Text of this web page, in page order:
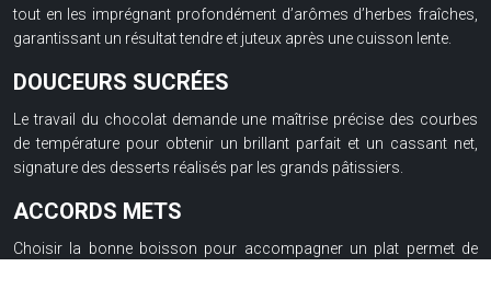
tout en les imprégnant profondément d’arômes d’herbes fraîches,
garantissant un résultat tendre et juteux après une cuisson lente.
DOUCEURS SUCRÉES
Le travail du chocolat demande une maîtrise précise des courbes
de température pour obtenir un brillant parfait et un cassant net,
signature des desserts réalisés par les grands pâtissiers.
ACCORDS METS
Choisir la bonne boisson pour accompagner un plat permet de